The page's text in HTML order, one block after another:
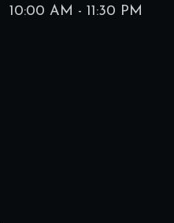
10:00 AM - 11:30 PM